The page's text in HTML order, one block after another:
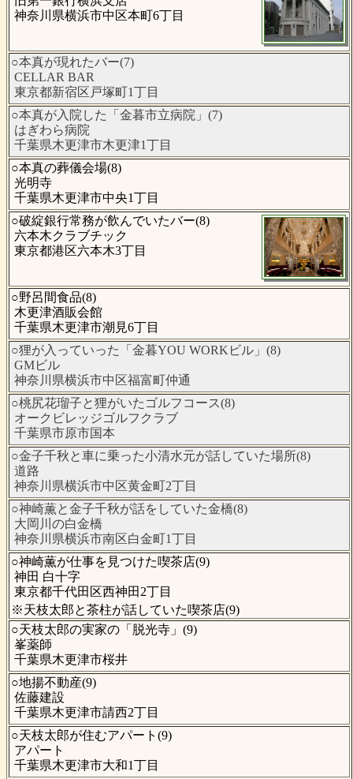
神奈川県横浜市中区本町6丁目
○本真が現れたバー(7)
CELLAR BAR
東京都新宿区戸塚町1丁目
○本真が入院した「金暮市立病院」(7)
はぎわら病院
千葉県木更津市木更津1丁目
○本真の葬儀会場(8)
光明寺
千葉県木更津市中央1丁目
○破綻銀行常務が飲んでいたバー(8)
六本木クラブチック
東京都港区六本木3丁目
○野呂間食品(8)
木更津酒販会館
千葉県木更津市潮見6丁目
○狸が入っていった「金暮YOU WORKビル」(8)
GMビル
神奈川県横浜市中区福富町仲通
○桃尻花瑠子と狸がいたゴルフコース(8)
オークビレッジゴルフクラブ
千葉県市原市国本
○金子千秋と車に乗った小清水元が話していた場所(8)
道路
神奈川県横浜市中区黄金町2丁目
○神崎薫と金子千秋が話をしていた金橋(8)
大岡川の白金橋
神奈川県横浜市南区白金町1丁目
○神崎薫が仕事を見つけた喫茶店(9)
神田 白十字
東京都千代田区西神田2丁目
※天枝太郎と茶柱が話していた喫茶店(9)
○天枝太郎の実家の「脱光寺」(9)
峯薬師
千葉県木更津市桜井
○地揚不動産(9)
佐藤建設
千葉県木更津市請西2丁目
○天枝太郎が住むアパート(9)
アパート
千葉県木更津市大和1丁目